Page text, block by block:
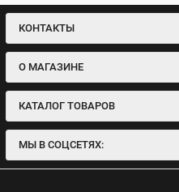
КОНТАКТЫ
О МАГАЗИНЕ
КАТАЛОГ ТОВАРОВ
МЫ В СОЦСЕТЯХ: